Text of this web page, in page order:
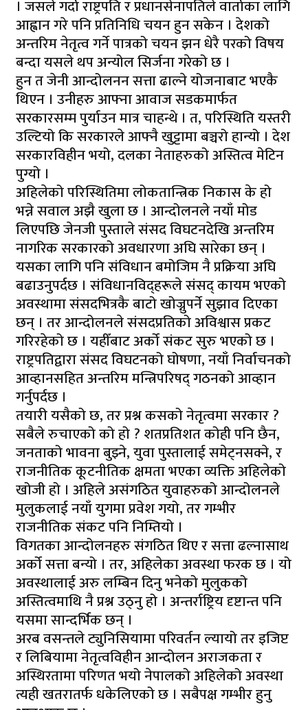
। जसले गर्दा राष्ट्रपति र प्रधानसेनापतिले वार्ताका लागि
आह्वान गरे पनि प्रतिनिधि चयन हुन सकेन । देशको
अन्तरिम नेतृत्व गर्ने पात्रको चयन झन धेरै परको विषय
बन्दा यसले थप अन्योल सिर्जना गरेको छ ।
हुन त जेनी आन्दोलनन सत्ता ढाल्ने योजनाबाट भएकै
थिएन । उनीहरु आफ्ना आवाज सडकमार्फत
सरकारसम्म पुर्याउन मात्र चाहन्थे । त, परिस्थिति यस्तरी
उल्टियो कि सरकारले आफ्नै खुट्टामा बञ्चरो हान्यो । देश
सरकारविहीन भयो, दलका नेताहरुको अस्तित्व मेटिन
पुग्यो ।
अहिलेको परिस्थितिमा लोकतान्त्रिक निकास के हो
भन्ने सवाल अझै खुला छ । आन्दोलनले नयाँ मोड
लिएपछि जेनजी पुस्ताले संसद विघटनदेखि अन्तरिम
नागरिक सरकारको अवधारणा अघि सारेका छन् ।
यसका लागि पनि संविधान बमोजिम नै प्रक्रिया अघि
बढाउनुपर्दछ । संविधानविद्हरूले संसद् कायम भएको
अवस्थामा संसदभित्रकै बाटो खोज्नुपर्ने सुझाव दिएका
छन् । तर आन्दोलनले संसदप्रतिको अविश्वास प्रकट
गरिरहेको छ । यहीँबाट अर्को संकट सुरु भएको छ ।
राष्ट्रपतिद्वारा संसद विघटनको घोषणा, नयाँ निर्वाचनको
आव्हानसहित अन्तरिम मन्त्रिपरिषद् गठनको आव्हान
गर्नुपर्दछ ।
तयारी यसैको छ, तर प्रश्न कसको नेतृत्वमा सरकार ?
सबैले रुचाएको को हो ? शतप्रतिशत कोही पनि छैन,
जनताको भावना बुझ्ने, युवा पुस्तालाई समेट्नसक्ने, र
राजनीतिक कूटनीतिक क्षमता भएका व्यक्ति अहिलेको
खोजी हो । अहिले असंगठित युवाहरुको आन्दोलनले
मुलुकलाई नयाँ युगमा प्रवेश गयो, तर गम्भीर
राजनीतिक संकट पनि निम्तियो ।
विगतका आन्दोलनहरु संगठित थिए र सत्ता ढल्नासाथ
अर्को सत्ता बन्यो । तर, अहिलेका अवस्था फरक छ । यो
अवस्थालाई अरु लम्बिन दिनु भनेको मुलुकको
अस्तित्वमाथि नै प्रश्न उठ्नु हो । अन्तर्राष्ट्रिय दृष्टान्त पनि
यसमा सान्दर्भिक छन् ।
अरब वसन्तले ट्युनिसियामा परिवर्तन ल्यायो तर इजिप्ट
र लिबियामा नेतृत्वविहीन आन्दोलन अराजकता र
अस्थिरतामा परिणत भयो नेपालको अहिलेको अवस्था
त्यही खतरातर्फ धकेलिएको छ । सबैपक्ष गम्भीर हुनु